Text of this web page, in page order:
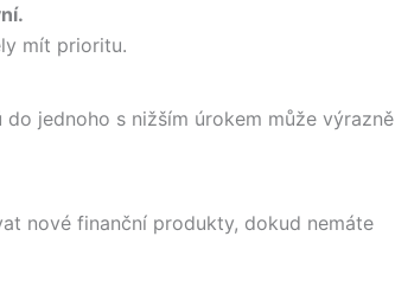
mít prioritu.
do jednoho s nižším úrokem může výrazně
nové finanční produkty, dokud nemáte